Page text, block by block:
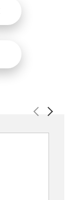
Previous
Next